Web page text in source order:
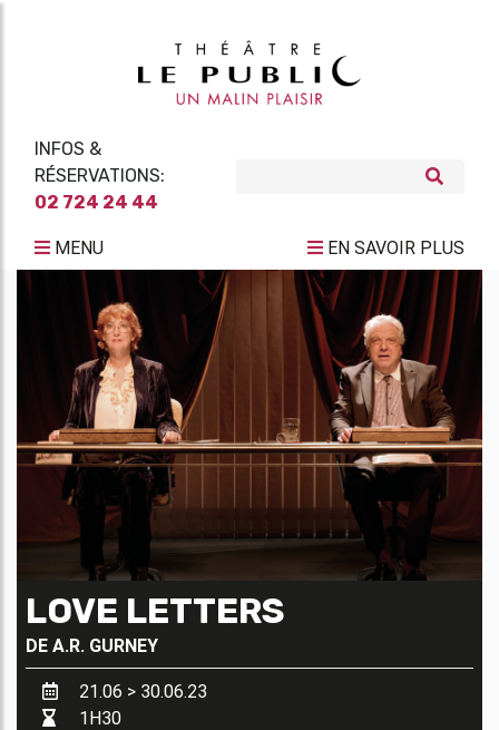
INFOS &
RÉSERVATIONS:
02 724 24 44
MENU EN SAVOIR PLUS
LOVE LETTERS
DE A.R. GURNEY
21.06 > 30.06.23
1H30